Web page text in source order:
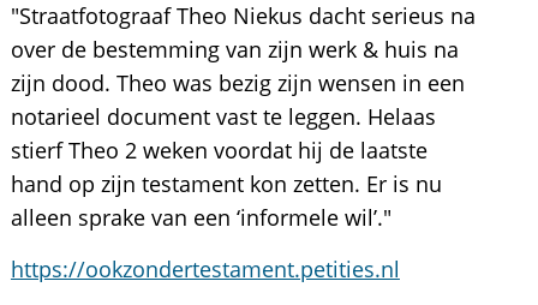
"Straatfotograaf Theo Niekus dacht serieus na
over de bestemming van zijn werk & huis na
zijn dood. Theo was bezig zijn wensen in een
notarieel document vast te leggen. Helaas
stierf Theo 2 weken voordat hij de laatste
hand op zijn testament kon zetten. Er is nu
alleen sprake van een ‘informele wil’."
https://ookzondertestament.petities.nl